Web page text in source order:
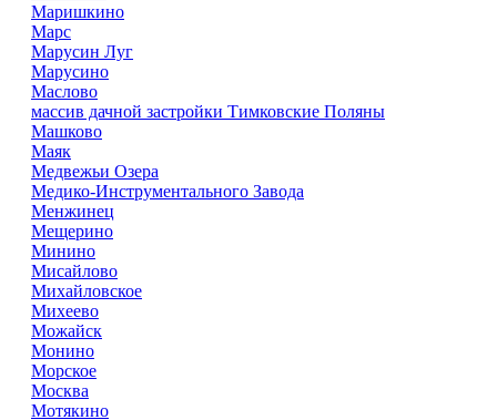
Маришкино
Марс
Марусин Луг
Марусино
Маслово
массив дачной застройки Тимковские Поляны
Машково
Маяк
Медвежьи Озера
Медико-Инструментального Завода
Менжинец
Мещерино
Минино
Мисайлово
Михайловское
Михеево
Можайск
Монино
Морское
Москва
Мотякино